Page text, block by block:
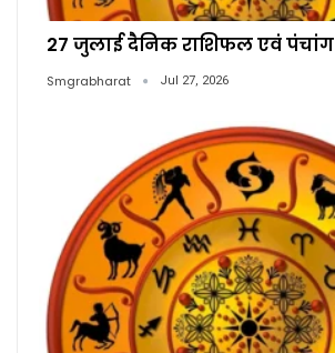
27 जुलाई दैनिक राशिफल एवं पंचांग
Smgrabharat Jul 27, 2026